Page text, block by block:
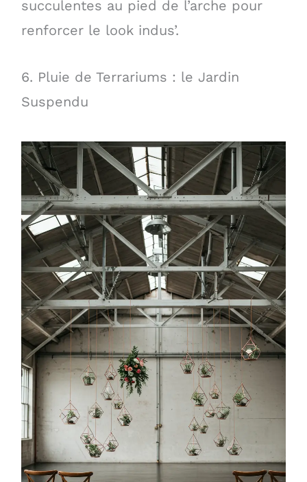
succulentes au pied de l’arche pour
renforcer le look indus’.
6. Pluie de Terrariums : le Jardin
Suspendu